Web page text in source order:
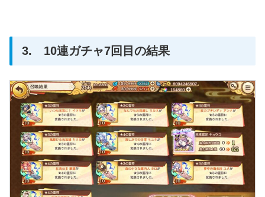
3. 10連ガチャ7回目の結果